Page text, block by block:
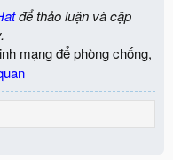
để thảo luận và cập
mạng để phòng chống,